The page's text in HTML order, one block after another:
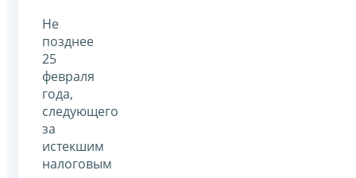
Не
позднее
25
февраля
года,
следующего
за
истекшим
налоговым